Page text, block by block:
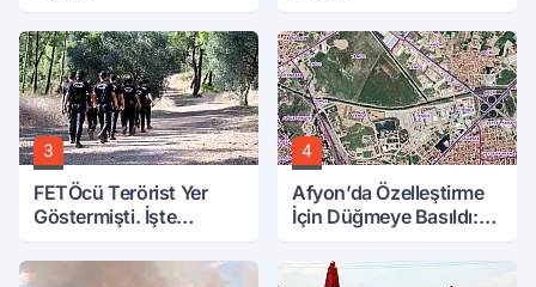
3
FETÖcü Terörist Yer
Göstermişti. İşte
4
Afyon’da Özelleştirme
İçin Düğmeye Basıldı: